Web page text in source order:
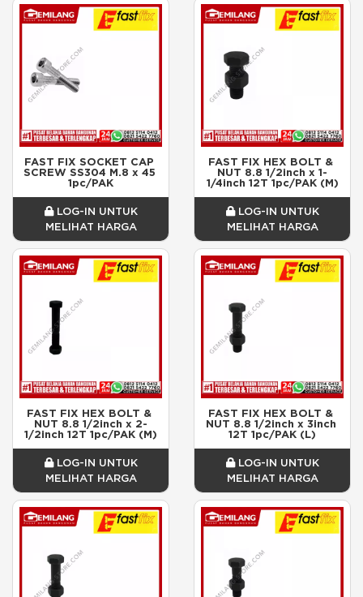
FAST FIX SOCKET CAP
SCREW SS304 M.8 x 45
1pc/PAK
LOG-IN UNTUK
MELIHAT HARGA
FAST FIX HEX BOLT &
NUT 8.8 1/2inch x 1-
1/4inch 12T 1pc/PAK (M)
LOG-IN UNTUK
MELIHAT HARGA
FAST FIX HEX BOLT &
NUT 8.8 1/2inch x 2-
1/2inch 12T 1pc/PAK (M)
LOG-IN UNTUK
MELIHAT HARGA
FAST FIX HEX BOLT &
NUT 8.8 1/2inch x 3inch
12T 1pc/PAK (L)
LOG-IN UNTUK
MELIHAT HARGA